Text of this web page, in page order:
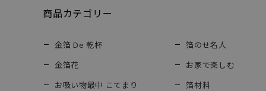
商品カテゴリー
金箔 De 乾杯
金箔花
お吸い物最中 こてまり
箔のせ名人
お家で楽しむ
箔材料